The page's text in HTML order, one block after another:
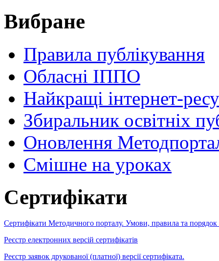
Вибране
Правила публікування
Обласні ІППО
Найкращі інтернет-
Збиральник освітніх
Оновлення
Cмішне на уроках
Сертифікати
Сертифікати Методичного порталу. Умови, правила та порядок
Реєстр електронних версій сертифікатів
Реєстр заявок друкованої (платної) версії сертифіката.